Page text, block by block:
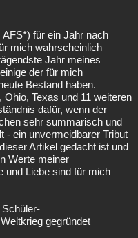
für ein Jahr nach
mich wahrscheinlich
Jahr meines
der für mich
Bestand haben.
Texas und 11 weiteren
dafür, wenn der
sehr summarisch und
- ein unvermeidbarer Tribut
Artikel gedacht ist und
Werte meiner
und Liebe sind für mich
gegründet